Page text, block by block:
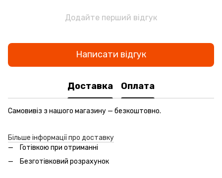
Додайте перший відгук
Написати відгук
Доставка Оплата
Самовивіз з нашого магазину — безкоштовно.
Більше інформації про доставку
Готівкою при отриманні
Безготівковий розрахунок